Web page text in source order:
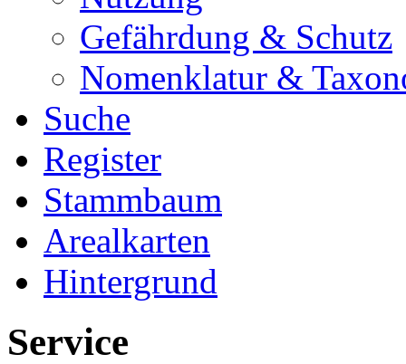
Gefährdung & Schutz
Nomenklatur &
Suche
Register
Stammbaum
Arealkarten
Hintergrund
Service